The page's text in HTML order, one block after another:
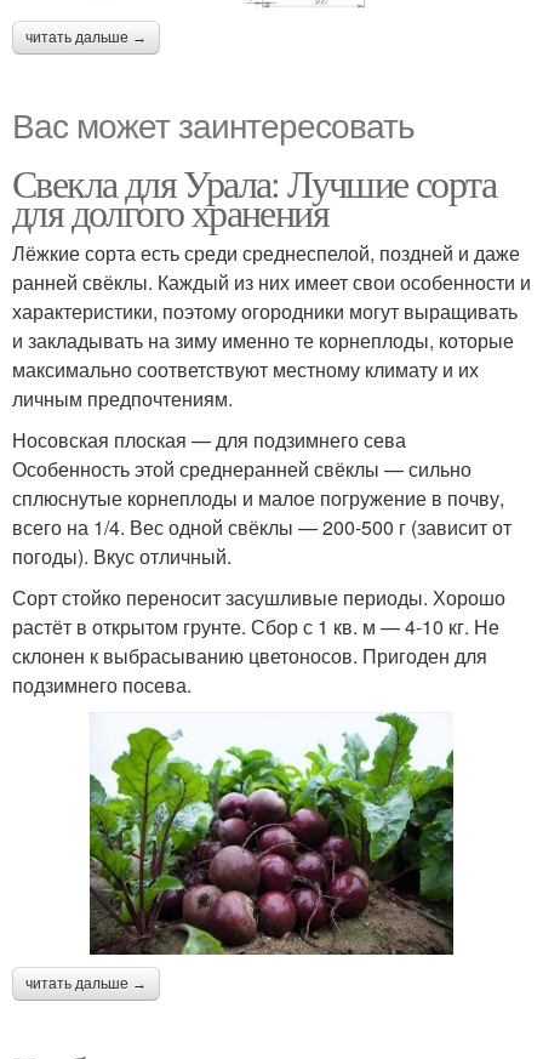
читать дальше →
Вас может заинтересовать
Свекла для Урала: Лучшие сорта
для долгого хранения
Лёжкие сорта есть среди среднеспелой, поздней и даже
ранней свёклы. Каждый из них имеет свои особенности и
характеристики, поэтому огородники могут выращивать
и закладывать на зиму именно те корнеплоды, которые
максимально соответствуют местному климату и их
личным предпочтениям.
Носовская плоская — для подзимнего сева
Особенность этой среднеранней свёклы — сильно
сплюснутые корнеплоды и малое погружение в почву,
всего на 1/4. Вес одной свёклы — 200-500 г (зависит от
погоды). Вкус отличный.
Сорт стойко переносит засушливые периоды. Хорошо
растёт в открытом грунте. Сбор с 1 кв. м — 4-10 кг. Не
склонен к выбрасыванию цветоносов. Пригоден для
подзимнего посева.
читать дальше →